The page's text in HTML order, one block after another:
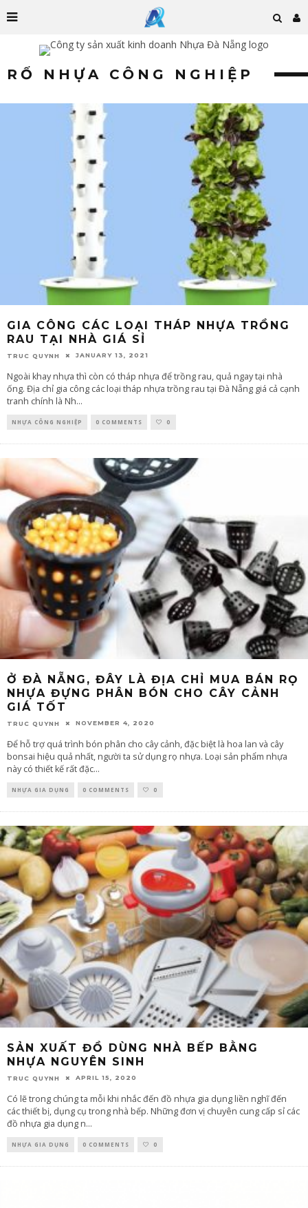
RỔ NHỰA CÔNG NGHIỆP
GIA CÔNG CÁC LOẠI THÁP NHỰA TRỒNG
RAU TẠI NHÀ GIÁ SỈ
TRUC QUYNH JANUARY 13, 2021
Ngoài khay nhựa thì còn có tháp nhựa để trồng rau, quả ngay tại nhà
ống. Địa chỉ gia công các loại tháp nhựa trồng rau tại Đà Nẵng giá cả cạnh
tranh chính là Nh...
NHỰA CÔNG NGHIỆP 0 COMMENTS 0
Ở ĐÀ NẴNG, ĐÂY LÀ ĐỊA CHỈ MUA BÁN RỌ
NHỰA ĐỰNG PHÂN BÓN CHO CÂY CẢNH
GIÁ TỐT
TRUC QUYNH NOVEMBER 4, 2020
Để hỗ trợ quá trình bón phân cho cây cảnh, đặc biệt là hoa lan và cây
bonsai hiệu quả nhất, người ta sử dụng rọ nhựa. Loại sản phẩm nhựa
này có thiết kế rất đặc...
NHỰA GIA DỤNG 0 COMMENTS 0
SẢN XUẤT ĐỒ DÙNG NHÀ BẾP BẰNG
NHỰA NGUYÊN SINH
TRUC QUYNH APRIL 15, 2020
Có lẽ trong chúng ta mỗi khi nhắc đến đồ nhựa gia dụng liền nghĩ đến
các thiết bị, dụng cụ trong nhà bếp. Những đơn vị chuyên cung cấp sỉ các
đồ nhựa gia dụng n...
NHỰA GIA DỤNG 0 COMMENTS 0